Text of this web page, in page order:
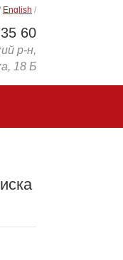
60
р-н,
18 Б
English /